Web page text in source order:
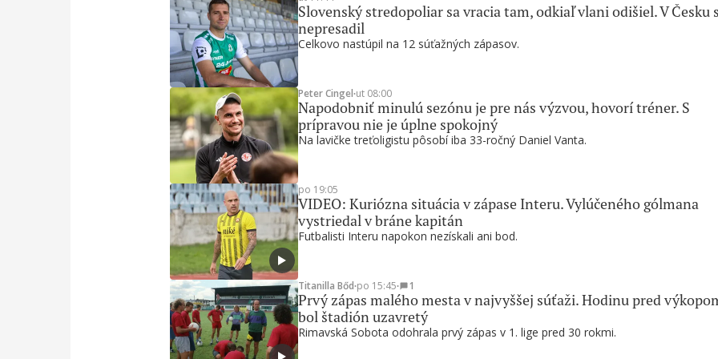
Celkovo nastúpil na 12 súťažných zápasov.
Slovenský stredopoliar sa vracia tam, odkiaľ vlani odišiel. V Česku
nepresadil
Na lavičke treťoligistu pôsobí iba 33-ročný Daniel Vanta.
Napodobniť minulú sezónu je pre nás výzvou, hovorí tréner. S
prípravou nie je úplne spokojný
Peter Cingel∙ut 08:00
Futbalisti Interu napokon nezískali ani bod.
VIDEO: Kuriózna situácia v zápase Interu. Vylúčeného gólmana
vystriedal v bráne kapitán
po 19:05
Rimavská Sobota odohrala prvý zápas v 1. lige pred 30 rokmi.
Prvý zápas malého mesta v najvyššej súťaži. Hodinu pred
bol štadión uzavretý
Titanilla Bőd∙po 15:45∙ 1